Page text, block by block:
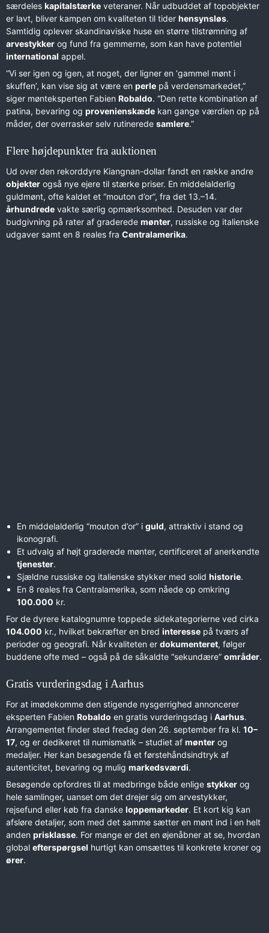
særdeles kapitalstærke veteraner. Når udbuddet af topobjekter
er lavt, bliver kampen om kvaliteten til tider hensynsløs.
Samtidig oplever skandinaviske huse en større tilstrømning af
arvestykker og fund fra gemmerne, som kan have potentiel
international appel.
“Vi ser igen og igen, at noget, der ligner en ‘gammel mønt i
skuffen’, kan vise sig at være en perle på verdensmarkedet,”
siger mønteksperten Fabien Robaldo. “Den rette kombination af
patina, bevaring og provenienskæde kan gange værdien op på
måder, der overrasker selv rutinerede samlere.”
Flere højdepunkter fra auktionen
Ud over den rekorddyre Kiangnan-dollar fandt en række andre
objekter også nye ejere til stærke priser. En middelalderlig
guldmønt, ofte kaldet et “mouton d’or”, fra det 13.–14.
århundrede vakte særlig opmærksomhed. Desuden var der
budgivning på rater af graderede mønter, russiske og italienske
udgaver samt en 8 reales fra Centralamerika.
En middelalderlig “mouton d’or” i guld, attraktiv i stand og
ikonografi.
Et udvalg af højt graderede mønter, certificeret af anerkendte
tjenester.
Sjældne russiske og italienske stykker med solid historie.
En 8 reales fra Centralamerika, som nåede op omkring
100.000 kr.
For de dyrere katalognumre toppede sidekategorierne ved cirka
104.000 kr., hvilket bekræfter en bred interesse på tværs af
perioder og geografi. Når kvaliteten er dokumenteret, følger
buddene ofte med – også på de såkaldte “sekundære” områder.
Gratis vurderingsdag i Aarhus
For at imødekomme den stigende nysgerrighed annoncerer
eksperten Fabien Robaldo en gratis vurderingsdag i Aarhus.
Arrangementet finder sted fredag den 26. september fra kl. 10–
17, og er dedikeret til numismatik – studiet af mønter og
medaljer. Her kan besøgende få et førstehåndsindtryk af
autenticitet, bevaring og mulig markedsværdi.
Besøgende opfordres til at medbringe både enlige stykker og
hele samlinger, uanset om det drejer sig om arvestykker,
rejsefund eller køb fra danske loppemarkeder. Et kort kig kan
afsløre detaljer, som med det samme sætter en mønt ind i en helt
anden prisklasse. For mange er det en øjenåbner at se, hvordan
global efterspørgsel hurtigt kan omsættes til konkrete kroner og
ører.